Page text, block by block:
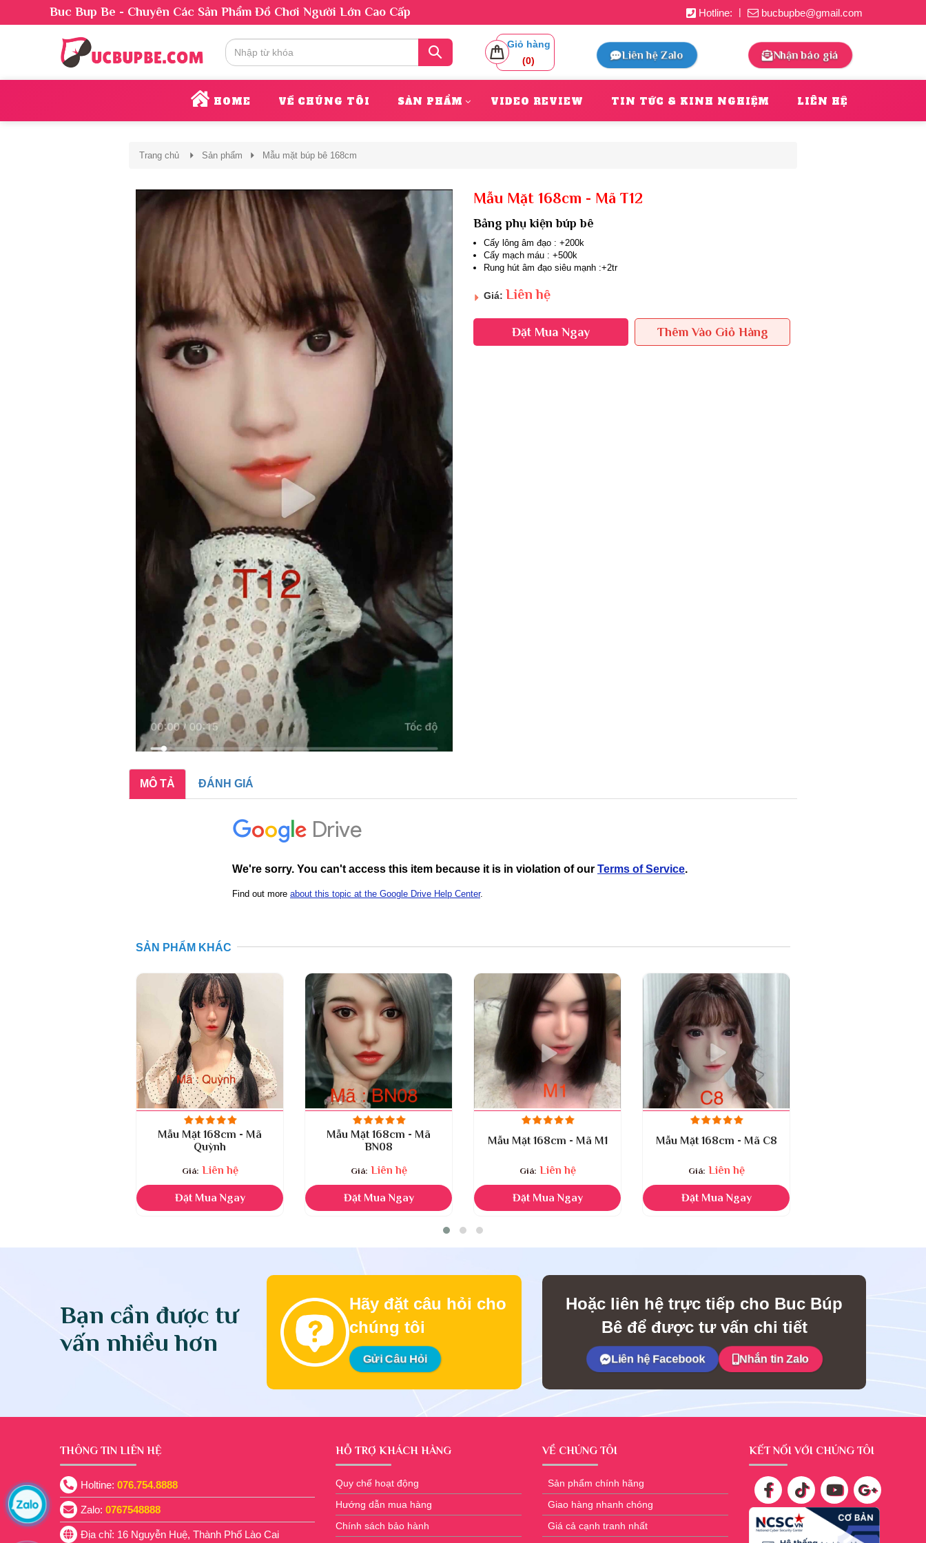
Buc Bup Be - Chuyên Các Sản Phẩm Đồ Chơi Người Lớn Cao Cấp Hotline: | bucbupbe@gmail.com
Liên hệ Zalo Nhận báo giá
Giỏ hàng
(0)
HOME VỀ CHÚNG TÔI SẢN PHẨM VIDEO REVIEW TIN TỨC & KINH NGHIỆM LIÊN HỆ
Trang chủ Sản phẩm Mẫu mặt búp bê 168cm
Mẫu Mặt 168cm - Mã T12
Bảng phụ kiện búp bê
Cấy lông âm đạo : +200k
Cấy mạch máu : +500k
Rung hút âm đạo siêu mạnh :+2tr
Giá: Liên hệ
Đặt Mua Ngay Thêm Vào Giỏ Hàng
MÔ TẢ ĐÁNH GIÁ
SẢN PHẨM KHÁC
Mẫu Mặt 168cm - Mã
Quỳnh
Liên hệ
Đặt Mua Ngay
Mẫu Mặt 168cm - Mã
BN08
Liên hệ
Đặt Mua Ngay
Mẫu Mặt 168cm - Mã M1
Liên hệ
Đặt Mua Ngay
Mẫu Mặt 168cm - Mã C8
Liên hệ
Đặt Mua Ngay
Bạn cần được tư
vấn nhiều hơn
Hãy đặt câu hỏi cho
chúng tôi
Gửi Câu Hỏi
Hoặc liên hệ trực tiếp cho Buc Búp
Bê để được tư vấn chi tiết
Liên hệ Facebook Nhắn tin Zalo
THÔNG TIN LIÊN HỆ
Holtine: 076.754.8888
Zalo: 0767548888
Địa chỉ: 16 Nguyễn Huệ, Thành Phố Lào Cai
HỖ TRỢ KHÁCH HÀNG
Quy chế hoạt động
Hướng dẫn mua hàng
Chính sách bảo hành
VỀ CHÚNG TÔI
Sản phẩm chính hãng
Giao hàng nhanh chóng
Giá cả cạnh tranh nhất
KẾT NỐI VỚI CHÚNG TÔI